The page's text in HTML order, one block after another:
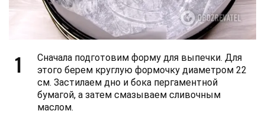
1
Сначала подготовим форму для выпечки. Для
этого берем круглую формочку диаметром 22
см. Застилаем дно и бока пергаментной
бумагой, а затем смазываем сливочным
маслом.